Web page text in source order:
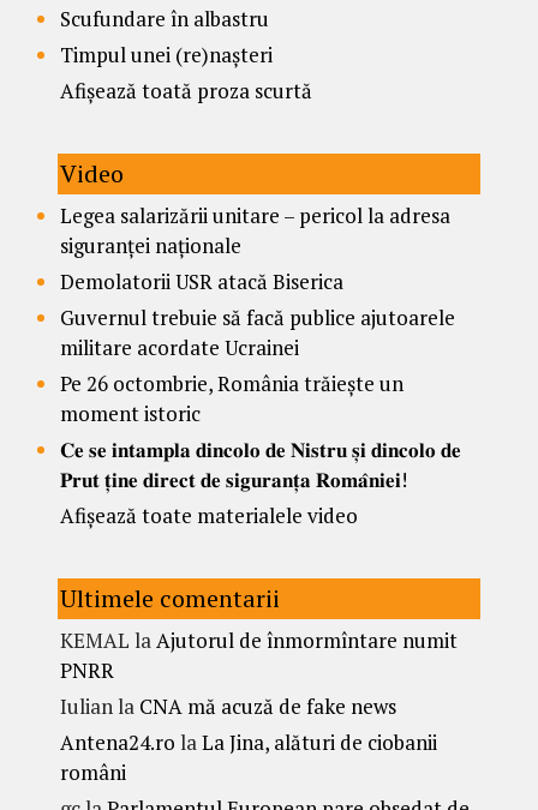
Scufundare în albastru
Timpul unei (re)nașteri
Afișează toată proza scurtă
Video
Legea salarizării unitare – pericol la adresa
siguranței naționale
Demolatorii USR atacă Biserica
Guvernul trebuie să facă publice ajutoarele
militare acordate Ucrainei
Pe 26 octombrie, România trăiește un
moment istoric
𝐂𝐞 𝐬𝐞 𝐢𝐧𝐭𝐚𝐦𝐩𝐥𝐚 𝐝𝐢𝐧𝐜𝐨𝐥𝐨 𝐝𝐞 𝐍𝐢𝐬𝐭𝐫𝐮 𝐬̦𝐢 𝐝𝐢𝐧𝐜𝐨𝐥𝐨 𝐝𝐞
𝐏𝐫𝐮𝐭 𝐭̦𝐢𝐧𝐞 𝐝𝐢𝐫𝐞𝐜𝐭 𝐝𝐞 𝐬𝐢𝐠𝐮𝐫𝐚𝐧𝐭̦𝐚 𝐑𝐨𝐦𝐚̂𝐧𝐢𝐞𝐢!
Afișează toate materialele video
Ultimele comentarii
KEMAL laAjutorul de înmormîntare numit
PNRR
Iulianla CNA mă acuză de fake news
Antena24.ro laLa Jina, alături de ciobanii
români